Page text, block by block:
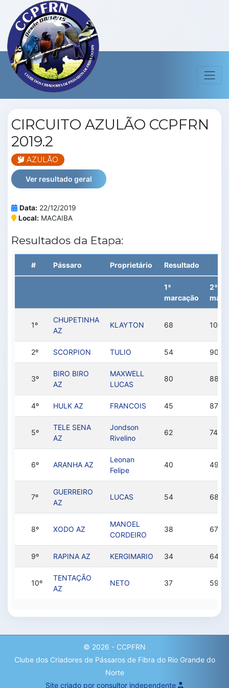
CIRCUITO AZULÃO CCPFRN
2019.2
AZULÃO
Ver resultado geral
Data: 22/12/2019
Local: MACAIBA
Resultados da Etapa:
# Pássaro Proprietário Resultado
1ª
marcação
2ª
1º
CHUPETINHA
AZ
KLAYTON 68 100
2º SCORPION TULIO 54 90
3º
BIRO BIRO
AZ
MAXWELL
LUCAS
80 88
4º HULK AZ FRANCOIS 45 87
5º
TELE SENA
AZ
Jondson
Rivelino
62 74
6º ARANHA AZ
Leonan
Felipe
40 49
7º
GUERREIRO
AZ
LUCAS 54 68
8º XODO AZ
MANOEL
CORDEIRO
38 67
9º RAPINA AZ KERGIMARIO 34 64
10º
TENTAÇÃO
AZ
NETO 37 59
© 2026 - CCPFRN
Clube dos Criadores de Pássaros de Fibra do Rio Grande do
Norte
Site criado por consultor independente